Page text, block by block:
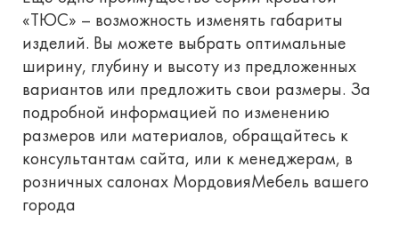
«ТЮС» – возможность изменять габариты
изделий. Вы можете выбрать оптимальные
ширину, глубину и высоту из предложенных
вариантов или предложить свои размеры. За
подробной информацией по изменению
размеров или материалов, обращайтесь к
консультантам сайта, или к менеджерам, в
розничных салонах МордовияМебель вашего
города